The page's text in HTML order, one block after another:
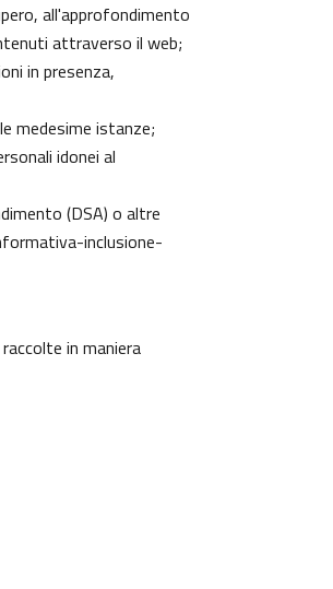
all'approfondimento
attraverso il web;
in presenza,
medesime istanze;
idonei al
(DSA) o altre
inclusione-
in maniera